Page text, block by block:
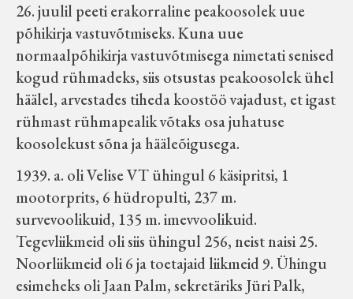
26. juulil peeti erakorraline peakoosolek uue
põhikirja vastuvõtmiseks. Kuna uue
normaalpõhikirja vastuvõtmisega nimetati senised
kogud rühmadeks, siis otsustas peakoosolek ühel
häälel, arvestades tiheda koostöö vajadust, et igast
rühmast rühmapealik võtaks osa juhatuse
koosolekust sõna ja hääleõigusega.
1939. a. oli Velise VT ühingul 6 käsipritsi, 1
mootorprits, 6 hüdropulti, 237 m.
survevoolikuid, 135 m. imevvoolikuid.
Tegevliikmeid oli siis ühingul 256, neist naisi 25.
Noorliikmeid oli 6 ja toetajaid liikmeid 9. Ühingu
esimeheks oli Jaan Palm, sekretäriks Jüri Palk,